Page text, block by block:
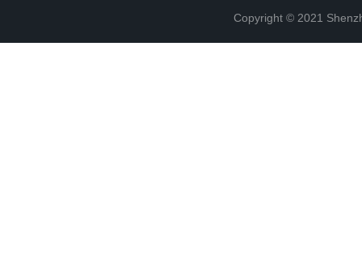
Copyright © 2021